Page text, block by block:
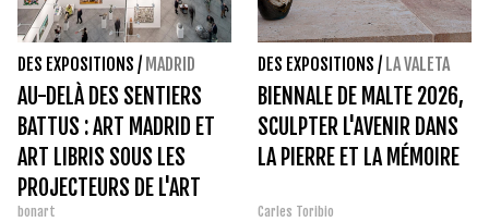
DES EXPOSITIONS / MADRID
AU-DELÀ DES SENTIERS
BATTUS : ART MADRID ET
ART LIBRIS SOUS LES
PROJECTEURS DE L'ART
bonart
DES EXPOSITIONS / LA VALETA
BIENNALE DE MALTE 2026,
SCULPTER L'AVENIR DANS
LA PIERRE ET LA MÉMOIRE
Carles Toribio